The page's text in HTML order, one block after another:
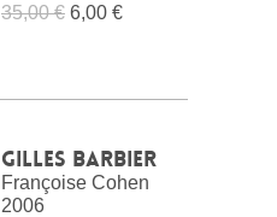
35,00 € 6,00 €
Gilles Barbier
Françoise Cohen
2006